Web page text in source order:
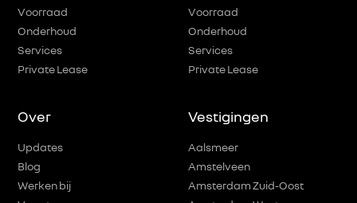
Voorraad
Onderhoud
Services
Private Lease
Voorraad
Onderhoud
Services
Private Lease
Over
Updates
Blog
Werken bij
Vestigingen
Aalsmeer
Amstelveen
Amsterdam Zuid-Oost